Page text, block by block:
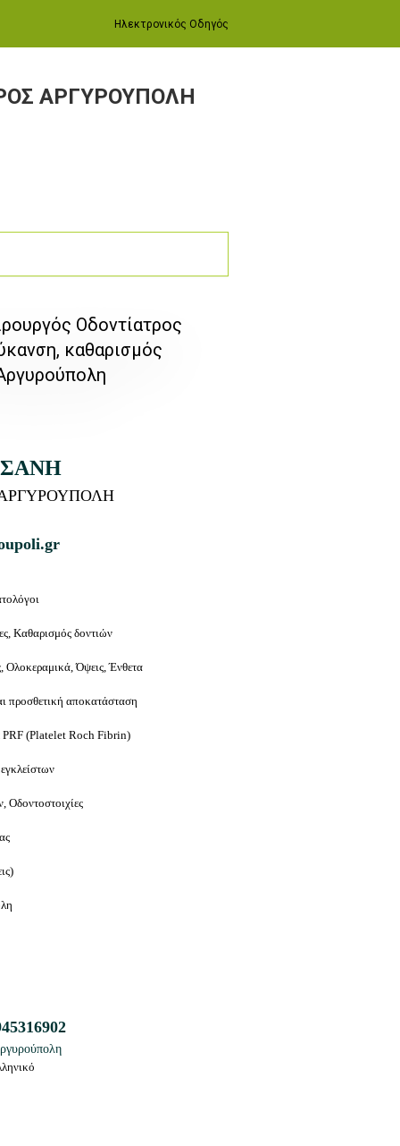
Ηλεκτρονικός Οδηγός
ΑΡΓΥΡΟΥΠΟΛΗ
Οδοντίατρος
καθαρισμός
Καθαρισμός δοντιών
Ολοκεραμικά, Όψεις, Ένθετα
προσθετική αποκατάσταση
PRF (Platelet Roch Fibrin)
Οδοντοστοιχίες
)